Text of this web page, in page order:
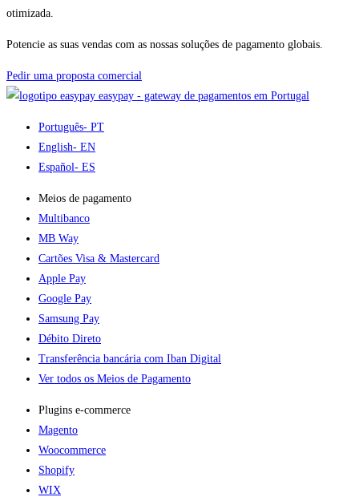
otimizada.
Potencie as suas vendas com as nossas soluções de pagamento globais.
Pedir uma proposta comercial
easypay - gateway de pagamentos em Portugal
Português- PT
English- EN
Español- ES
Meios de pagamento
Multibanco
MB Way
Cartões Visa & Mastercard
Apple Pay
Google Pay
Samsung Pay
Débito Direto
Transferência bancária com Iban Digital
Ver todos os Meios de Pagamento
Plugins e-commerce​
Magento
Woocommerce
Shopify
WIX